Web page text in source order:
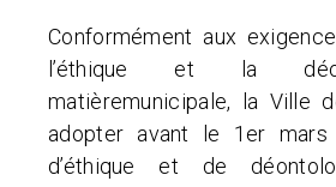
Conformément aux
l’éthique et la
matièremunicipale, la Ville
adopter avant le 1er
d’éthique et de